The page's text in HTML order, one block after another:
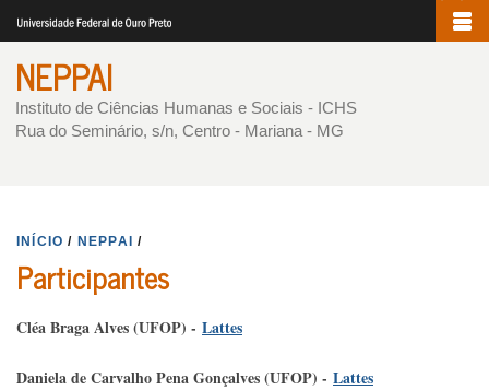
Pular
para
conteúdo
principal
NEPPAI
Instituto de Ciências Humanas e Sociais - ICHS
Rua do Seminário, s/n, Centro - Mariana - MG
INÍCIO / NEPPAI /
Participantes
Cléa Braga Alves (UFOP) - Lattes
Daniela de Carvalho Pena Gonçalves (UFOP) - Lattes